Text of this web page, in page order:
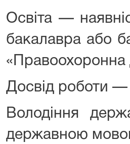
Освіта —
бакалавра або
«Правоохоронна
Досвід роботи —
Володіння
державною